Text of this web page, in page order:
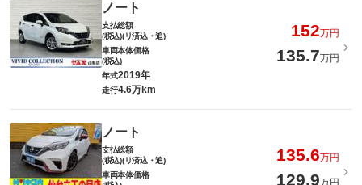
ノート
支払総額
(税込)(リ済込・追)
152万円
車両本体価格
(税込)
135.7万円
年式2019年
走行4.6万km
ノート
支払総額
(税込)(リ済込・追)
135.6万円
車両本体価格
129.9万円